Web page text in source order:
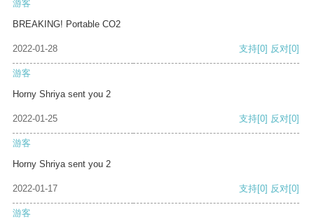
游客
BREAKING! Portable CO2
2022-01-28 支持[0] 反对[0]
游客
Horny Shriya sent you 2
2022-01-25 支持[0] 反对[0]
游客
Horny Shriya sent you 2
2022-01-17 支持[0] 反对[0]
游客